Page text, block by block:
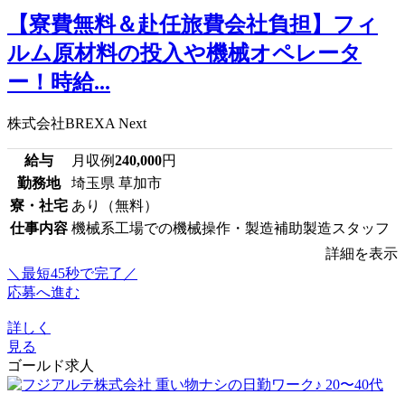
【寮費無料＆赴任旅費会社負担】フィ
ルム原材料の投入や機械オペレータ
ー！時給...
株式会社BREXA Next
給与 月収例240,000円
勤務地
埼玉県 草加市
寮・社宅 あり（無料）
仕事内容 機械系工場での機械操作・製造補助製造スタッフ
詳細を表示
＼最短45秒で完了／
応募へ進む
詳しく
見る
ゴールド求人